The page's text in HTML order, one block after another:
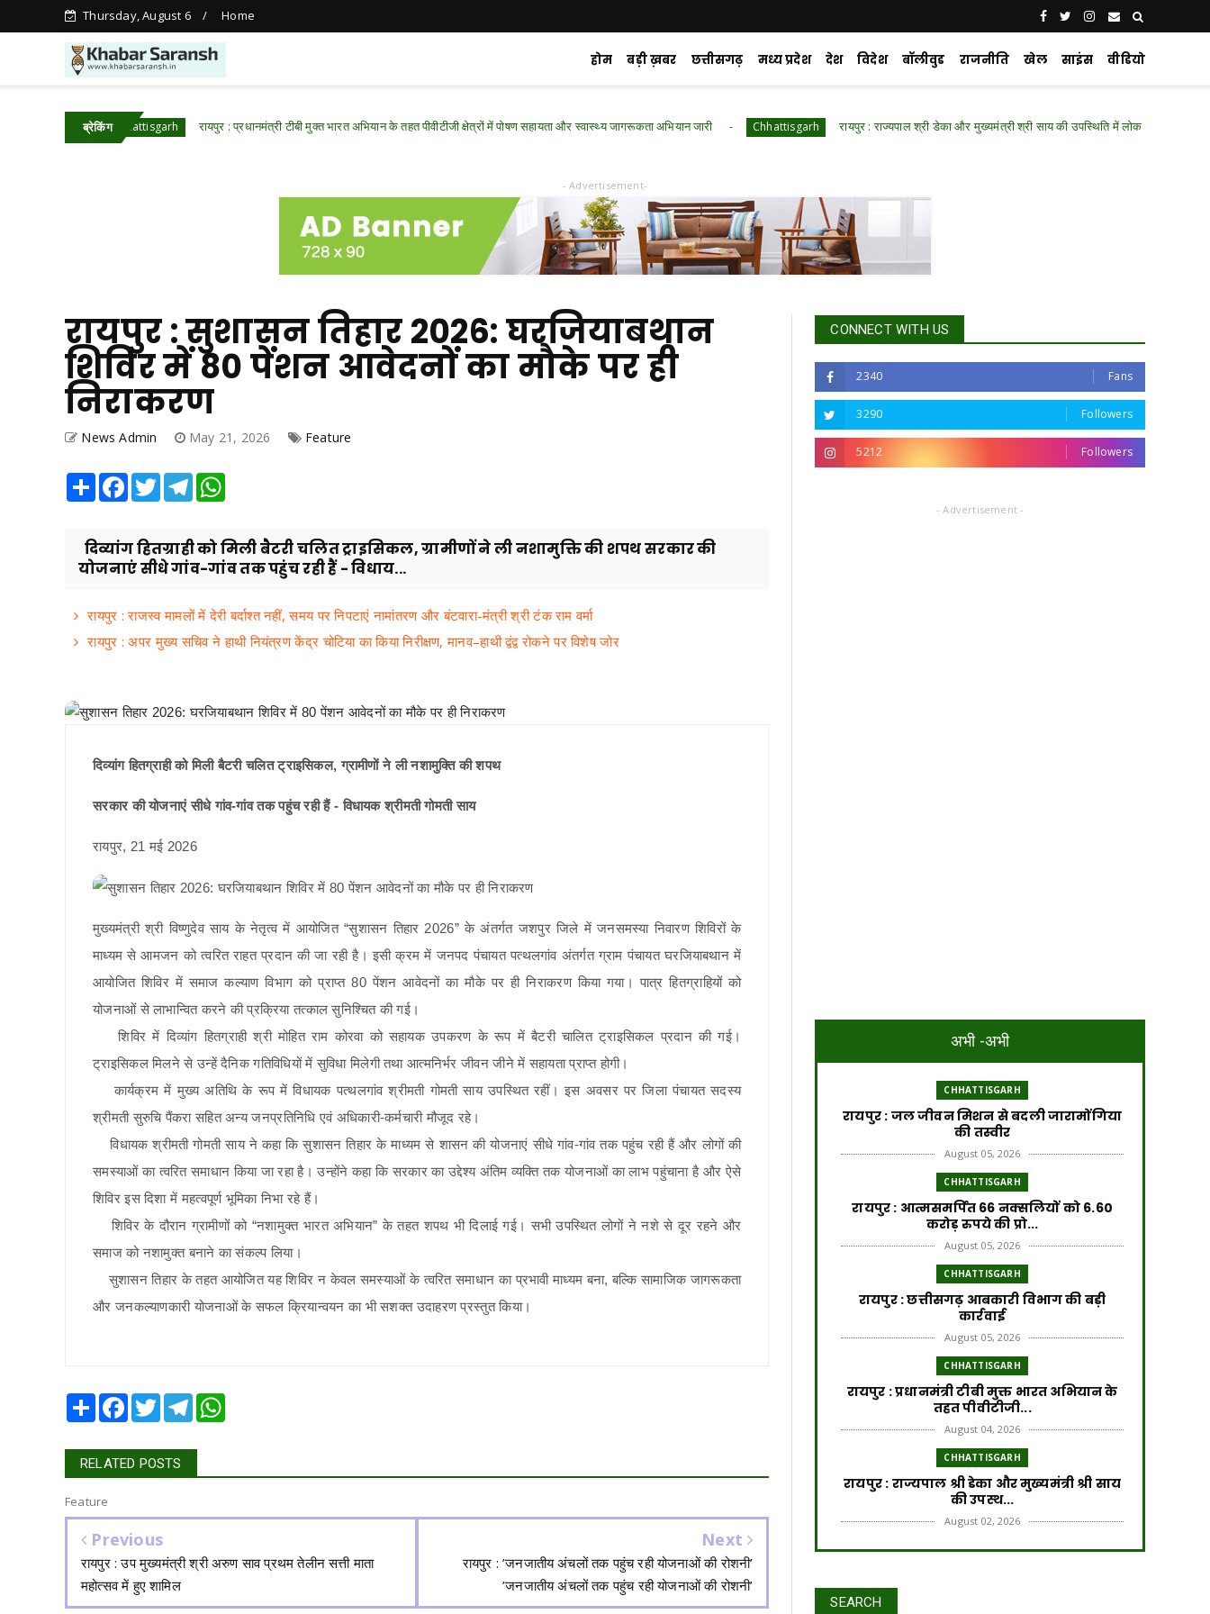
Thursday, August 6 Home
होम बड़ी ख़बर छत्तीसगढ़ मध्य प्रदेश देश विदेश बॉलीवुड राजनीति खेल साइंस वीडियो
ब्रेकिंग
Chhattisgarh रायपुर : प्रधानमंत्री टीबी मुक्त भारत अभियान के तहत पीवीटीजी क्षेत्रों में पोषण सहायता और स्वास्थ्य जागरूकता अभियान जारी Chhattisgarh रायपुर : राज्यपाल श्री डेका और मुख्यमंत्री श्री साय की उपस्थिति में लोक भवन में हुआ ‘नशा मुक्त युवा
- Advertisement-
रायपुर : सुशासन तिहार 2026: घरजियाबथान
शिविर में 80 पेंशन आवेदनों का मौके पर ही
निराकरण
News Admin May 21, 2026 Feature
Share Facebook
TwitterTelegram
दिव्यांग हितग्राही को मिली बैटरी चलित ट्राइसिकल, ग्रामीणों ने ली नशामुक्ति की शपथ सरकार की
योजनाएं सीधे गांव-गांव तक पहुंच रही हैं - विधाय...
रायपुर : राजस्व मामलों में देरी बर्दाश्त नहीं, समय पर निपटाएं नामांतरण और बंटवारा-मंत्री श्री टंक राम वर्मा
रायपुर : अपर मुख्य सचिव ने हाथी नियंत्रण केंद्र चोटिया का किया निरीक्षण, मानव–हाथी द्वंद्व रोकने पर विशेष जोर
दिव्यांग हितग्राही को मिली बैटरी चलित ट्राइसिकल, ग्रामीणों ने ली नशामुक्ति की शपथ
सरकार की योजनाएं सीधे गांव-गांव तक पहुंच रही हैं - विधायक श्रीमती गोमती साय
रायपुर, 21 मई 2026
मुख्यमंत्री श्री विष्णुदेव साय के नेतृत्व में आयोजित “सुशासन तिहार 2026” के अंतर्गत जशपुर जिले में जनसमस्या निवारण शिविरों के
माध्यम से आमजन को त्वरित राहत प्रदान की जा रही है। इसी क्रम में जनपद पंचायत पत्थलगांव अंतर्गत ग्राम पंचायत घरजियाबथान में
आयोजित शिविर में समाज कल्याण विभाग को प्राप्त 80 पेंशन आवेदनों का मौके पर ही निराकरण किया गया। पात्र हितग्राहियों को
योजनाओं से लाभान्वित करने की प्रक्रिया तत्काल सुनिश्चित की गई।
शिविर में दिव्यांग हितग्राही श्री मोहित राम कोरवा को सहायक उपकरण के रूप में बैटरी चालित ट्राइसिकल प्रदान की गई।
ट्राइसिकल मिलने से उन्हें दैनिक गतिविधियों में सुविधा मिलेगी तथा आत्मनिर्भर जीवन जीने में सहायता प्राप्त होगी।
कार्यक्रम में मुख्य अतिथि के रूप में विधायक पत्थलगांव श्रीमती गोमती साय उपस्थित रहीं। इस अवसर पर जिला पंचायत सदस्य
श्रीमती सुरुचि पैंकरा सहित अन्य जनप्रतिनिधि एवं अधिकारी-कर्मचारी मौजूद रहे।
विधायक श्रीमती गोमती साय ने कहा कि सुशासन तिहार के माध्यम से शासन की योजनाएं सीधे गांव-गांव तक पहुंच रही हैं और लोगों की
समस्याओं का त्वरित समाधान किया जा रहा है। उन्होंने कहा कि सरकार का उद्देश्य अंतिम व्यक्ति तक योजनाओं का लाभ पहुंचाना है और ऐसे
शिविर इस दिशा में महत्वपूर्ण भूमिका निभा रहे हैं।
शिविर के दौरान ग्रामीणों को “नशामुक्त भारत अभियान” के तहत शपथ भी दिलाई गई। सभी उपस्थित लोगों ने नशे से दूर रहने और
समाज को नशामुक्त बनाने का संकल्प लिया।
सुशासन तिहार के तहत आयोजित यह शिविर न केवल समस्याओं के त्वरित समाधान का प्रभावी माध्यम बना, बल्कि सामाजिक जागरूकता
और जनकल्याणकारी योजनाओं के सफल क्रियान्वयन का भी सशक्त उदाहरण प्रस्तुत किया।
Share Facebook
TwitterTelegram
RELATED POSTS
Feature
Previous
रायपुर : उप मुख्यमंत्री श्री अरुण साव प्रथम तेलीन सत्ती माता
महोत्सव में हुए शामिल
Next
रायपुर : ’जनजातीय अंचलों तक पहुंच रही योजनाओं की रोशनी’
’जनजातीय अंचलों तक पहुंच रही योजनाओं की रोशनी’
CONNECT WITH US
2340 Fans
3290 Followers
5212 Followers
- Advertisement -
अभी -अभी
CHHATTISGARH
रायपुर : जल जीवन मिशन से बदली जारामोंगिया
की तस्वीर
August 05, 2026
CHHATTISGARH
रायपुर : आत्मसमर्पित 66 नक्सलियों को 6.60
करोड़ रुपये की प्रो...
August 05, 2026
CHHATTISGARH
रायपुर : छत्तीसगढ़ आबकारी विभाग की बड़ी
कार्रवाई
August 05, 2026
CHHATTISGARH
रायपुर : प्रधानमंत्री टीबी मुक्त भारत अभियान के
तहत पीवीटीजी...
August 04, 2026
CHHATTISGARH
रायपुर : राज्यपाल श्री डेका और मुख्यमंत्री श्री साय
की उपस्थ...
August 02, 2026
CHHATTISGARH
SEARCH